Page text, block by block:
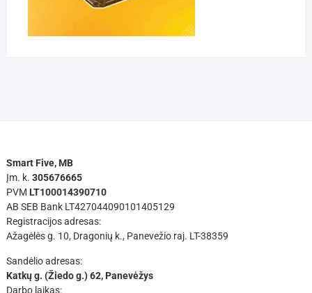
Smart Five, MB
Įm. k. 305676665
PVM LT100014390710
AB SEB Bank LT427044090101405129
Registracijos adresas:
Ažagėlės g. 10, Dragonių k., Panevežio raj. LT-38359
Sandėlio adresas:
Katkų g. (Žiedo g.) 62, Panevėžys
Darbo laikas: